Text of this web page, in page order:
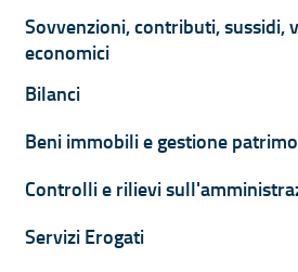
Sovvenzioni, contributi, sussidi,
economici
Bilanci
Beni immobili e gestione
Controlli e rilievi
Servizi Erogati